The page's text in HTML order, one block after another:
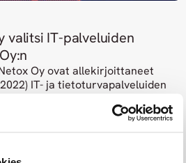
valitsi IT-palveluiden
Oy ovat allekirjoittaneet
IT- ja tietoturvapalveluiden
kohteena ovat palvelin- ja
tietoturvapalvelut ja